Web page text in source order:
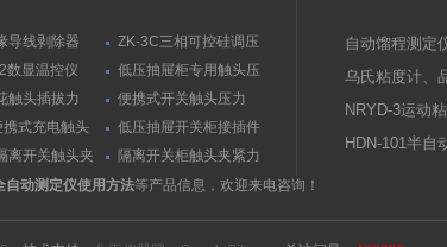
导线剥除器
ZK-3C三相可控硅调压
触发器
数显温控仪
低压抽屉柜专用触头压
力测量仪套装
触头插拔力
）测量仪
便携式开关触头压力
（夹紧力）测量仪
携式充电触头
紧力测量仪
低压抽屉开关柜接插件
触头（夹紧力）测量仪
离开关触头夹
仪
隔离开关柜触头夹紧力
测试仪/精度传感器
自动馏程测定
乌氏粘度计、
测定仪（粘度
NRYD-3运动
HDN-101半自
自动测定仪使用方法等产品信息，欢迎来电咨询！